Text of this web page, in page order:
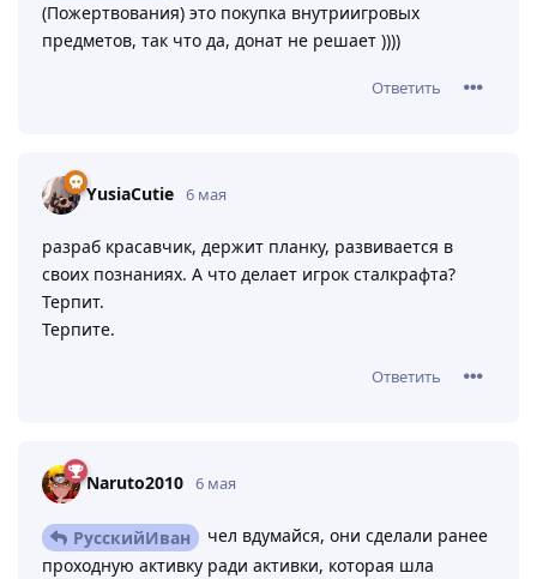
(Пожертвования) это покупка внутриигровых
предметов, так что да, донат не решает ))))
Ответить
YusiaCutie 6 мая
разраб красавчик, держит планку, развивается в
своих познаниях. А что делает игрок сталкрафта?
Терпит.
Терпите.
Ответить
Naruto2010 6 мая
РусскийИван
чел вдумайся, они сделали ранее
проходную активку ради активки, которая шла